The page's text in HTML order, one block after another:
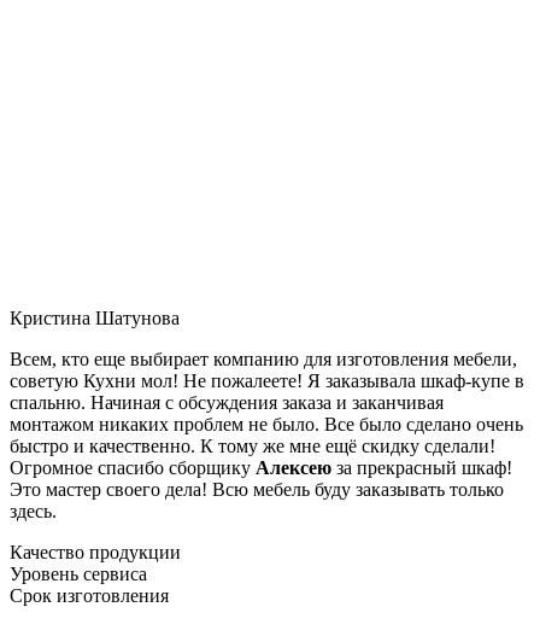
Кристина Шатунова
Всем, кто еще выбирает компанию для изготовления мебели,
советую Кухни мол! Не пожалеете! Я заказывала шкаф-купе в
спальню. Начиная с обсуждения заказа и заканчивая
монтажом никаких проблем не было. Все было сделано очень
быстро и качественно. К тому же мне ещё скидку сделали!
Огромное спасибо сборщику Алексею за прекрасный шкаф!
Это мастер своего дела! Всю мебель буду заказывать только
здесь.
Качество продукции
Уровень сервиса
Срок изготовления